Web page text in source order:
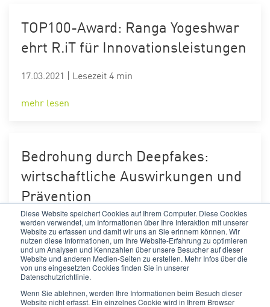
Diese Website speichert Cookies auf Ihrem Computer. Diese Cookies
werden verwendet, um Informationen über Ihre Interaktion mit unserer
Website zu erfassen und damit wir uns an Sie erinnern können. Wir
nutzen diese Informationen, um Ihre Website-Erfahrung zu optimieren
und um Analysen und Kennzahlen über unsere Besucher auf dieser
Website und anderen Medien-Seiten zu erstellen. Mehr Infos über die
von uns eingesetzten Cookies finden Sie in unserer
Datenschutzrichtlinie.
Wenn Sie ablehnen, werden Ihre Informationen beim Besuch dieser
Website nicht erfasst. Ein einzelnes Cookie wird in Ihrem Browser
TOP100-Award: Ranga Yogeshwar
ehrt R.iT für Innovationsleistungen
17.03.2021 | Lesezeit 4 min
mehr lesen
Bedrohung durch Deepfakes:
wirtschaftliche Auswirkungen und
Prävention
17.03.2021|Lesezeit 10 min
mehr lesen